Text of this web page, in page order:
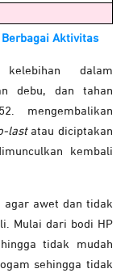
Aktivitas
dalam
debu, dan tahan
mengembalikan
lastatau diciptakan
kembali
agar awet dan tidak
Mulai dari bodi HP
tidak mudah
sehingga tidak